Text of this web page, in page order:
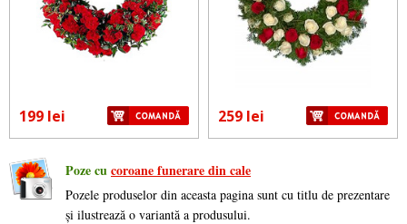
199 lei 259 lei
Poze cucoroane funerare din cale
Pozele produselor din aceasta pagina sunt cu titlu de prezentare
și ilustrează o variantă a produsului.